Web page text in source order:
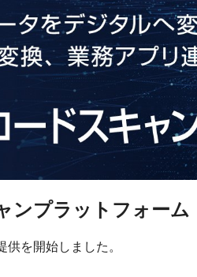
ンプラットフォーム
を開始しました。